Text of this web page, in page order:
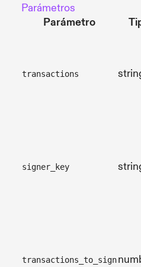
Parámetros
Parámetro
transactions
signer_key
transactions_to_sign